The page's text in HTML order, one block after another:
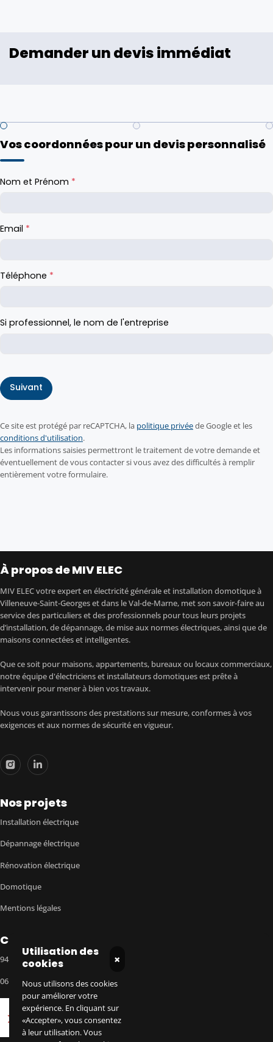
Demander un devis immédiat
Vos coordonnées pour un devis personnalisé
Nom et Prénom *
Email *
Téléphone *
Si professionnel, le nom de l'entreprise
Suivant
Ce site est protégé par reCAPTCHA, la politique privéede Google et les
conditions d'utilisation.
Les informations saisies permettront le traitement de votre demande et
éventuellement de vous contacter si vous avez des difficultés à remplir
entièrement votre formulaire.
Utilisation des
cookies ×
Nous utilisons des cookies
pour améliorer votre
expérience. En cliquant sur
«Accepter», vous consentez
à leur utilisation. Vous
à propos de MIV ELEC
MIV ELEC votre expert en électricité générale et installation domotique à
Villeneuve-Saint-Georges et dans le Val-de-Marne, met son savoir-faire au
service des particuliers et des professionnels pour tous leurs projets
d’installation, de dépannage, de mise aux normes électriques, ainsi que de
maisons connectées et intelligentes.
Que ce soit pour maisons, appartements, bureaux ou locaux commerciaux,
notre équipe d'électriciens et installateurs domotiques est prête à
intervenir pour mener à bien vos travaux.
Nous vous garantissons des prestations sur mesure, conformes à vos
exigences et aux normes de sécurité en vigueur.
Nos projets
Installation électrique
Dépannage électrique
Rénovation électrique
Domotique
Mentions légales
94190 Villeneuve-Saint-Georges
06 10 10 99 48